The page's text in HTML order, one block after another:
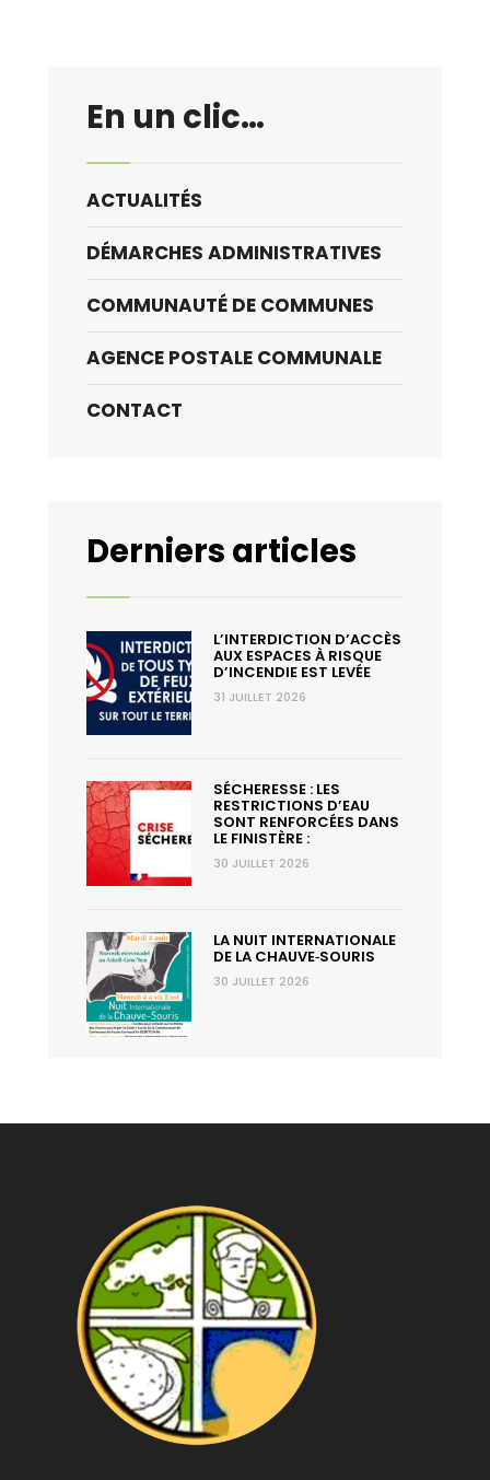
le
En un clic…
ACTUALITÉS
DÉMARCHES ADMINISTRATIVES
COMMUNAUTÉ DE COMMUNES
AGENCE POSTALE COMMUNALE
CONTACT
Derniers articles
L’INTERDICTION D’ACCÈS
AUX ESPACES À RISQUE
D’INCENDIE EST LEVÉE
31 JUILLET 2026
SÉCHERESSE : LES
RESTRICTIONS D’EAU
SONT RENFORCÉES DANS
LE FINISTÈRE :
30 JUILLET 2026
LA NUIT INTERNATIONALE
DE LA CHAUVE‑SOURIS
30 JUILLET 2026